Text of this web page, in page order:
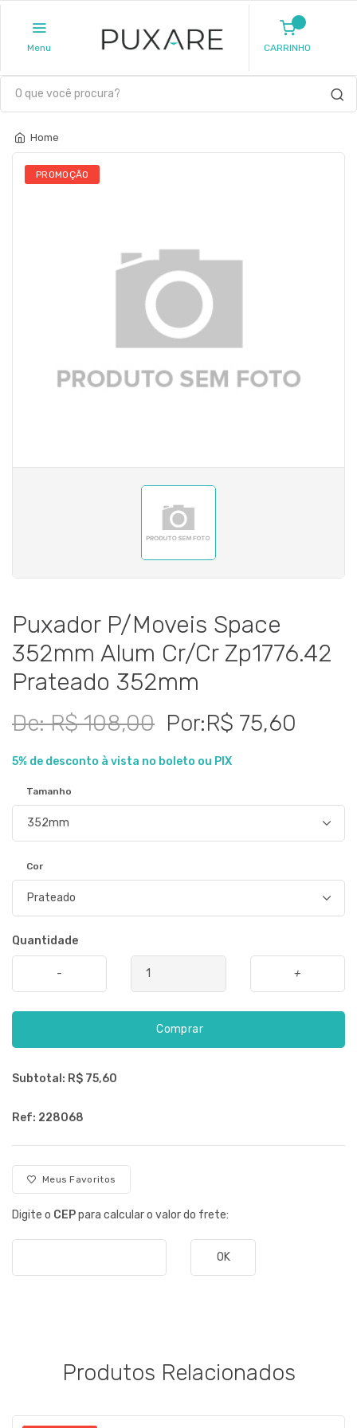
Menu CARRINHO
Home
PROMOÇÃO
Puxador P/Moveis Space
352mm Alum Cr/Cr Zp1776.42
Prateado 352mm
De: R$ 108,00 Por:R$ 75,60
5% de desconto à vista no boleto ou PIX
Tamanho
Cor
Quantidade
- +
Comprar
Subtotal: R$ 75,60
Ref: 228068
Meus Favoritos
Digite o CEPpara calcular o valor do frete:
OK
Produtos Relacionados